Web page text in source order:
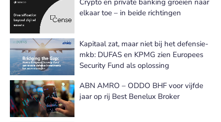
Crypto en private banking groeien naar
elkaar toe – in beide richtingen
Kapitaal zat, maar niet bij het defensie-
mkb: DUFAS en KPMG zien Europees
Security Fund als oplossing
ABN AMRO – ODDO BHF voor vijfde
jaar op rij Best Benelux Broker